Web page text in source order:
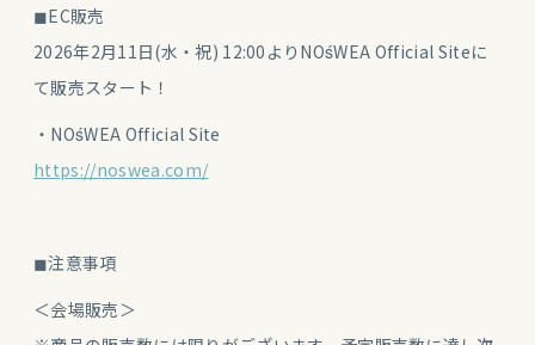
◼︎EC販売
2026年2月11日(水・祝) 12:00よりNOśWEA Official Siteに
て販売スタート！
・NOśWEA Official Site
https://noswea.com/
◼︎注意事項
＜会場販売＞